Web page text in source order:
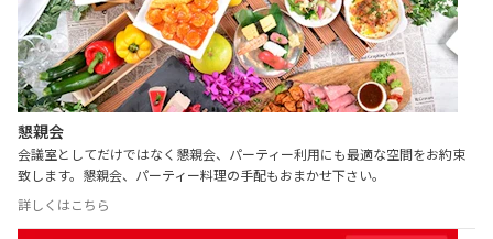
懇親会
会議室としてだけではなく懇親会、パーティー利用にも最適な空間をお約束
致します。懇親会、パーティー料理の手配もおまかせ下さい。
詳しくはこちら